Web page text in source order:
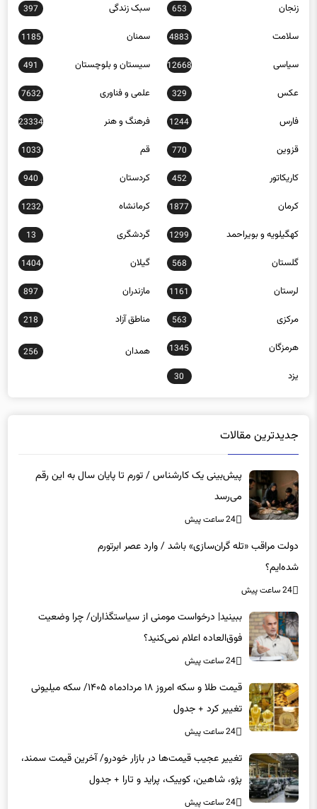
زنجان 653 سبک زندگی 397
سلامت 4883 سمنان 1185
سیاسی 12668 سیستان و بلوچستان 491
عکس 329 علمی و فناوری 7632
فارس 1244 فرهنگ و هنر 23334
قزوین 770 قم 1033
کاریکاتور 452 کردستان 940
کرمان 1877 کرمانشاه 1232
کهگیلویه و بویراحمد 1299 گردشگری 13
گلستان 568 گیلان 1404
لرستان 1161 مازندران 897
مرکزی 563 مناطق آزاد 218
هرمزگان 1345 همدان 256
یزد 30
جدیدترین مقالات
پیش‌بینی یک کارشناس / تورم تا پایان سال به این رقم
می‌رسد
24 ساعت پیش
دولت مراقب «تله گران‌سازی» باشد / وارد عصر ابرتورم
شده‌ایم؟
24 ساعت پیش
ببینید| درخواست مومنی از سیاستگذاران/ چرا وضعیت
فوق‌العاده اعلام نمی‌کنید؟
24 ساعت پیش
قیمت طلا و سکه امروز ۱۸ مردادماه ۱۴۰۵/ سکه میلیونی
تغییر کرد + جدول
24 ساعت پیش
تغییر عجیب قیمت‌ها در بازار خودرو/ آخرین قیمت سمند،
پژو، شاهین، کوییک، پراید و تارا + جدول
24 ساعت پیش